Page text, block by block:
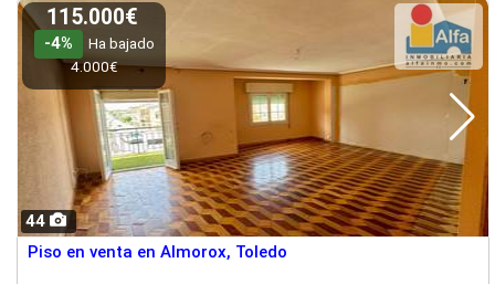
44
115.000€
-4%
Ha bajado
4.000€
Piso en venta en Almorox, Toledo